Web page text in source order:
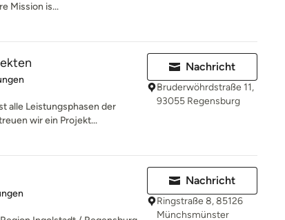
Mission is...
von 5 Sternen
alle Leistungsphasen der
wir ein Projekt...
Nachricht
Bruderwöhrdstraße 11,
93055 Regensburg
von 5 Sternen
Nachricht
Ringstraße 8, 85126
Münchsmünster